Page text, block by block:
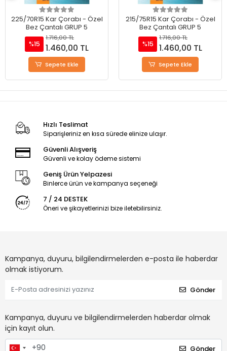
225/70R15 Kar Çorabı - Özel
Bez Çantalı GRUP 5
%15
1.716,00 TL
1.460,00 TL
Sepete Ekle
215/75R15 Kar Çorabı - Özel
Bez Çantalı GRUP 5
%15
1.716,00 TL
1.460,00 TL
Sepete Ekle
Hızlı Teslimat
Siparişleriniz en kısa sürede elinize ulaşır.
Güvenli Alışveriş
Güvenli ve kolay ödeme sistemi
Geniş Ürün Yelpazesi
Binlerce ürün ve kampanya seçeneği
7 / 24 DESTEK
Öneri ve şikayetlerinizi bize iletebilirsiniz.
Kampanya, duyuru, bilgilendirmelerden e-posta ile haberdar
olmak istiyorum.
Gönder
Kampanya, duyuru ve bilgilendirmelerden haberdar olmak
için kayıt olun.
Gönder